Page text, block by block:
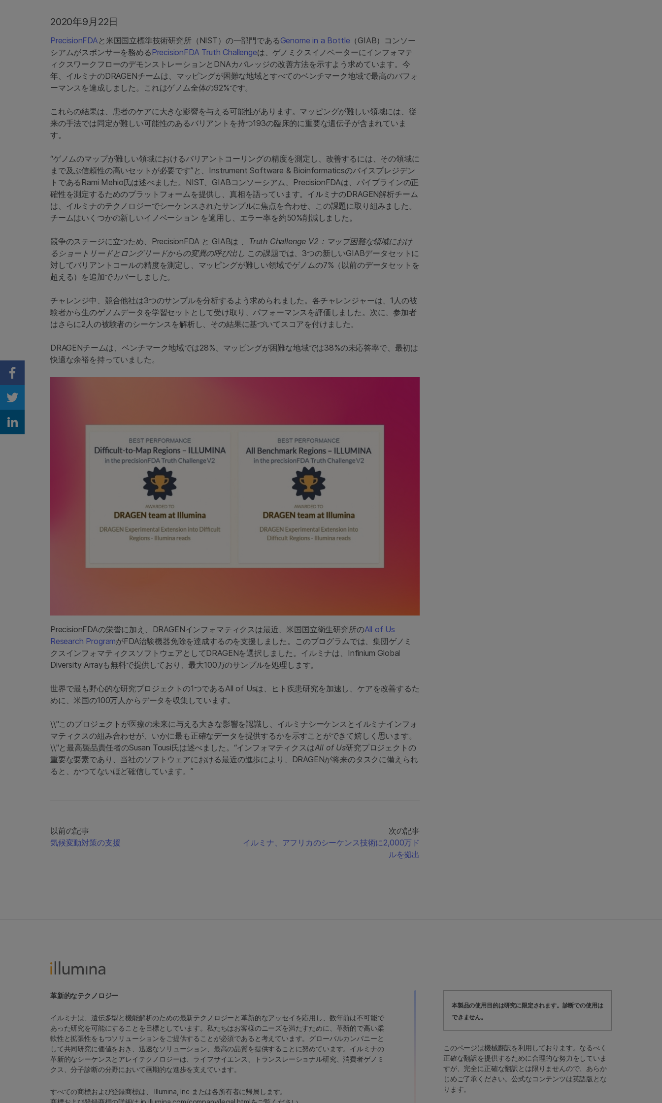
2020年9月22日
PrecisionFDA と米国国立標準技術研究所（NIST）の一部門であるGenome in a Bottle （GIAB）コンソー
シアムがスポンサーを務めるPrecisionFDA Truth Challengeは、ゲノミクスイノベーターにインフォマテ
ィクスワークフローのデモンストレーションとDNAカバレッジの改善方法を示すよう求めています。今
年、イルミナのDRAGENチームは、マッピングが困難な地域とすべてのベンチマーク地域で最高のパフォ
ーマンスを達成しました。これはゲノム全体の92%です。
これらの結果は、患者のケアに大きな影響を与える可能性があります。マッピングが難しい領域には、従
来の手法では同定が難しい可能性のあるバリアントを持つ193の臨床的に重要な遺伝子が含まれていま
す。
“ゲノムのマップが難しい領域におけるバリアントコーリングの精度を測定し、改善するには、その領域に
まで及ぶ信頼性の高いセットが必要です”と、Instrument Software & Bioinformaticsのバイスプレジデン
トであるRami Mehio氏は述べました。NIST、GIABコンソーシアム、PrecisionFDAは、パイプラインの正
確性を測定するためのプラットフォームを提供し、真相を語っています。イルミナのDRAGEN解析チーム
は、イルミナのテクノロジーでシーケンスされたサンプルに焦点を合わせ、この課題に取り組みました。
チームはいくつかの新しいイノベーション を適用し、エラー率を約50%削減しました。
競争のステージに立つため、PrecisionFDA と GIABは 、Truth Challenge V2：マップ困難な領域におけ
るショートリードとロングリードからの変異の呼び出し この課題では、3つの新しいGIABデータセットに
対してバリアントコールの精度を測定し、マッピングが難しい領域でゲノムの7%（以前のデータセットを
超える）を追加でカバーしました。
チャレンジ中、競合他社は3つのサンプルを分析するよう求められました。各チャレンジャーは、1人の被
験者から生のゲノムデータを学習セットとして受け取り、パフォーマンスを評価しました。次に、参加者
はさらに2人の被験者のシーケンスを解析し、その結果に基づいてスコアを付けました。
DRAGENチームは、ベンチマーク地域では28%、マッピングが困難な地域では38%の未応答率で、最初は
快適な余裕を持っていました。
PrecisionFDAの栄誉に加え、DRAGENインフォマティクスは最近、米国国立衛生研究所のAll of Us
Research ProgramがFDA治験機器免除を達成するのを支援しました。このプログラムでは、集団ゲノミ
クスインフォマティクスソフトウェアとしてDRAGENを選択しました。イルミナは、Infinium Global
Diversity Arrayも無料で提供しており、最大100万のサンプルを処理します。
世界で最も野心的な研究プロジェクトの1つであるAll of Usは、ヒト疾患研究を加速し、ケアを改善するた
めに、米国の100万人からデータを収集しています。
\\"このプロジェクトが医療の未来に与える大きな影響を認識し、イルミナシーケンスとイルミナインフォ
マティクスの組み合わせが、いかに最も正確なデータを提供するかを示すことができて嬉しく思います。
\\"と最高製品責任者のSusan Tousi氏は述べました。“インフォマティクスはAll of Us研究プロジェクトの
重要な要素であり、当社のソフトウェアにおける最近の進歩により、DRAGENが将来のタスクに備えられ
ると、かつてないほど確信しています。”
以前の記事
気候変動対策の支援
次の記事
イルミナ、アフリカのシーケンス技術に2,000万ド
ルを拠出
Share on Facebook
Share on Twitter
Share on Linkedin
本製品の使用目的は研究に限定されます。診断での使用は
できません。
このページは機械翻訳を利用しております。なるべく
正確な翻訳を提供するために合理的な努力をしていま
すが、完全に正確な翻訳とは限りませんので、あらか
じめご了承ください。公式なコンテンツは英語版とな
ります。
革新的なテクノロジー
イルミナは、遺伝多型と機能解析のための最新テクノロジーと革新的なアッセイを応用し、数年前は不可能で
あった研究を可能にすることを目標としています。私たちはお客様のニーズを満たすために、革新的で高い柔
軟性と拡張性をもつソリューションをご提供することが必須であると考えています。グローバルカンパニーと
して共同研究に価値をおき、迅速なソリューション、最高の品質を提供することに努めています。イルミナの
革新的なシーケンスとアレイテクノロジーは、ライフサイエンス、トランスレーショナル研究、消費者ゲノミ
クス、分子診断の分野において画期的な進歩を支えています。
すべての商標および登録商標は、 Illumina, Inc または各所有者に帰属します。